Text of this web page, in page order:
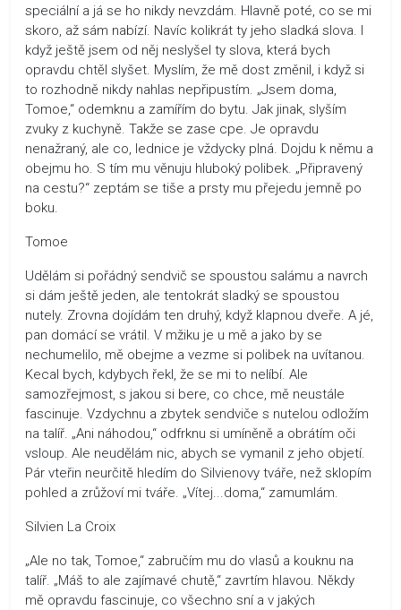
speciální a já se ho nikdy nevzdám. Hlavně poté, co se mi
skoro, až sám nabízí. Navíc kolikrát ty jeho sladká slova. I
když ještě jsem od něj neslyšel ty slova, která bych
opravdu chtěl slyšet. Myslím, že mě dost změnil, i když si
to rozhodně nikdy nahlas nepřipustím. „Jsem doma,
Tomoe,“ odemknu a zamířím do bytu. Jak jinak, slyším
zvuky z kuchyně. Takže se zase cpe. Je opravdu
nenažraný, ale co, lednice je vždycky plná. Dojdu k němu a
obejmu ho. S tím mu věnuju hluboký polibek. „Připravený
na cestu?“ zeptám se tiše a prsty mu přejedu jemně po
boku.
Tomoe
Udělám si pořádný sendvič se spoustou salámu a navrch
si dám ještě jeden, ale tentokrát sladký se spoustou
nutely. Zrovna dojídám ten druhý, když klapnou dveře. A jé,
pan domácí se vrátil. V mžiku je u mě a jako by se
nechumelilo, mě obejme a vezme si polibek na uvítanou.
Kecal bych, kdybych řekl, že se mi to nelíbí. Ale
samozřejmost, s jakou si bere, co chce, mě neustále
fascinuje. Vzdychnu a zbytek sendviče s nutelou odložím
na talíř. „Ani náhodou,“ odfrknu si umíněně a obrátím oči
vsloup. Ale neudělám nic, abych se vymanil z jeho objetí.
Pár vteřin neurčitě hledím do Silvienovy tváře, než sklopím
pohled a zrůžoví mi tváře. „Vítej...doma,“ zamumlám.
Silvien La Croix
„Ale no tak, Tomoe,“ zabručím mu do vlasů a kouknu na
talíř. „Máš to ale zajímavé chutě,“ zavrtím hlavou. Někdy
mě opravdu fascinuje, co všechno sní a v jakých